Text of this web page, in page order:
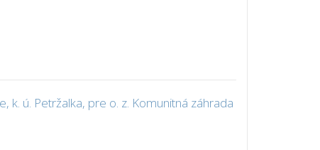
ú. Petržalka, pre o. z. Komunitná záhrada